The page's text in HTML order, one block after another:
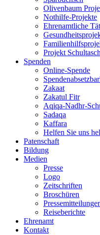
Olivenbaum
Nothilfe-Projekte
Ehrenamtliche
Projekt
Spenden
Online-Spende
Zakaat
Zakatul Fitr
Aqiqa-Nadhr-
Sadaqa
Kaffara
Helfen Sie uns
Patenschaft
Bildung
Medien
Presse
Logo
Zeitschriften
Broschüren
Reiseberichte
Ehrenamt
Kontakt